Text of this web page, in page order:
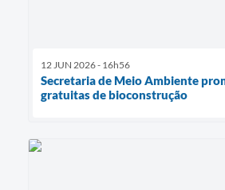
12 JUN 2026 - 16h56
Secretaria de Meio Ambiente
gratuitas de bioconstrução